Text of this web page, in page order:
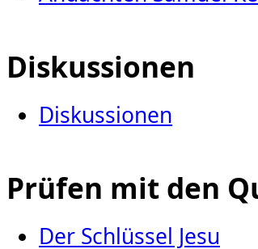
Diskussionen
Diskussionen
Prüfen mit den
Der Schlüssel Jesu